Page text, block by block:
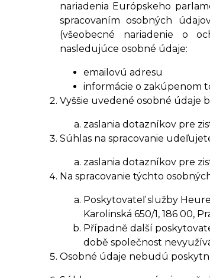
nariadenia Európskeho
spracovaním osobných
(všeobecné nariadenie o
nasledujúce osobné údaje:
emailovú adresu
informácie o zakúpenom
Vyššie uvedené osobné údaje
zaslania dotazníkov pre
Súhlas na spracovanie
zaslania dotazníkov pre
Na spracovanie týchto
Poskytovateľ služby
Karolinská 650/1, 186 00,
Případně další
době společnost
Osobné údaje nebudú